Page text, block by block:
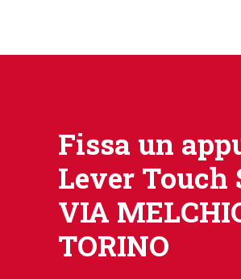
Fissa un
Lever Touch
VIA
TORINO